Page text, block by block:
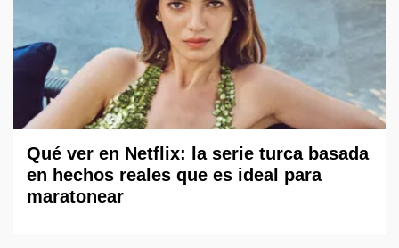
Qué ver en Netflix: la serie turca basada
en hechos reales que es ideal para
maratonear